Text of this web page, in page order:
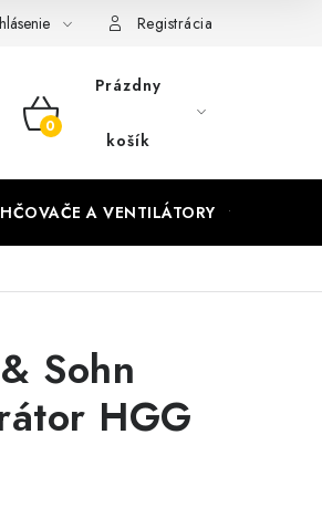
Registrácia
NÁKUPNÝ
Prázdny
košík
A VENTILÁTORY
Sohn
HGG